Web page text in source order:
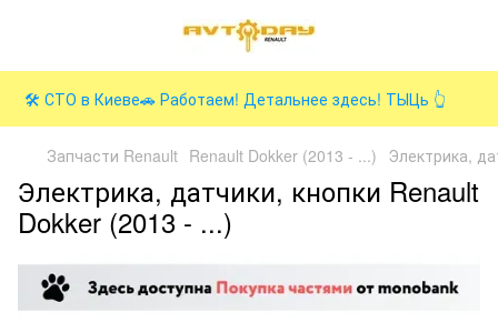
🛠️ СТО в Киеве🚗 Работаем! Детальнее здесь! ТЫЦь 👆
Запчасти Renault Renault Dokker (2013 - ...) Электрика,
Электрика, датчики, кнопки Renault
Dokker (2013 - ...)